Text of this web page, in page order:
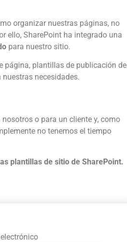
organizar nuestras páginas, no
ello, SharePoint ha integrado una
para nuestro sitio.
página, plantillas de publicación de
necesidades.
o para un cliente y, como
no tenemos el tiempo
plantillas de sitio de SharePoint.